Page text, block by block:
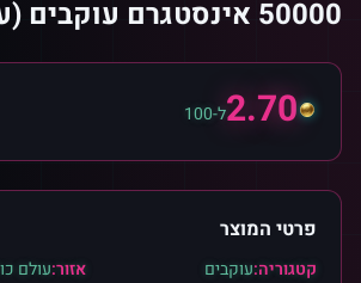
50000 אינסטגרם עוקבים (עם אחריות)
2.70ל-100
פרטי המוצר
קטגוריה:עוקבים אזור:עולם